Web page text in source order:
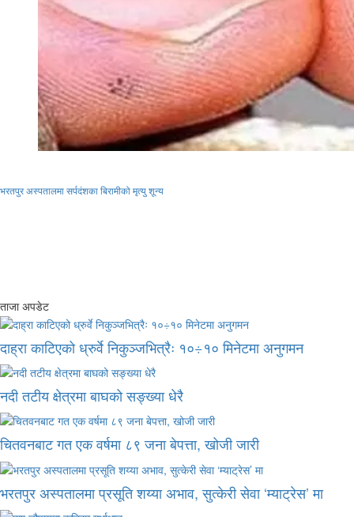
भरतपुर अस्पतालमा सर्पदंशका बिरामीको मृत्यु शून्य
ताजा अपडेट
दाह्रा काटिएको ध्रुर्वे निकुञ्जभित्रैः १०÷१० मिनेटमा अनुगमन
नदी तटीय क्षेत्रमा बाघको सङ्ख्या धेरै
चितवनबाट गत एक वर्षमा ८९ जना बेपत्ता, खोजी जारी
भरतपुर अस्पतालमा प्रसूति शय्या अभाव, सुत्केरी सेवा ‘म्याट्रेस’ मा